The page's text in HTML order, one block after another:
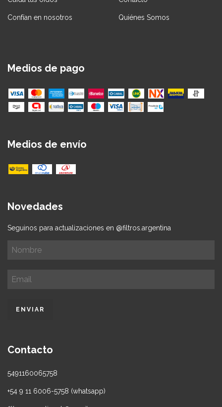
Confían en nosotros Quiénes Somos
Medios de pago
Medios de envío
Novedades
Seguinos para actualizaciones en @filtros.argentina
Contacto
5491160065758
+54 9 11 6006-5758 (whatsapp)